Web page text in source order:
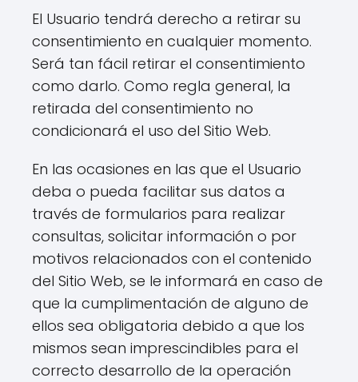
El Usuario tendrá derecho a retirar su
consentimiento en cualquier momento.
Será tan fácil retirar el consentimiento
como darlo. Como regla general, la
retirada del consentimiento no
condicionará el uso del Sitio Web.
En las ocasiones en las que el Usuario
deba o pueda facilitar sus datos a
través de formularios para realizar
consultas, solicitar información o por
motivos relacionados con el contenido
del Sitio Web, se le informará en caso de
que la cumplimentación de alguno de
ellos sea obligatoria debido a que los
mismos sean imprescindibles para el
correcto desarrollo de la operación